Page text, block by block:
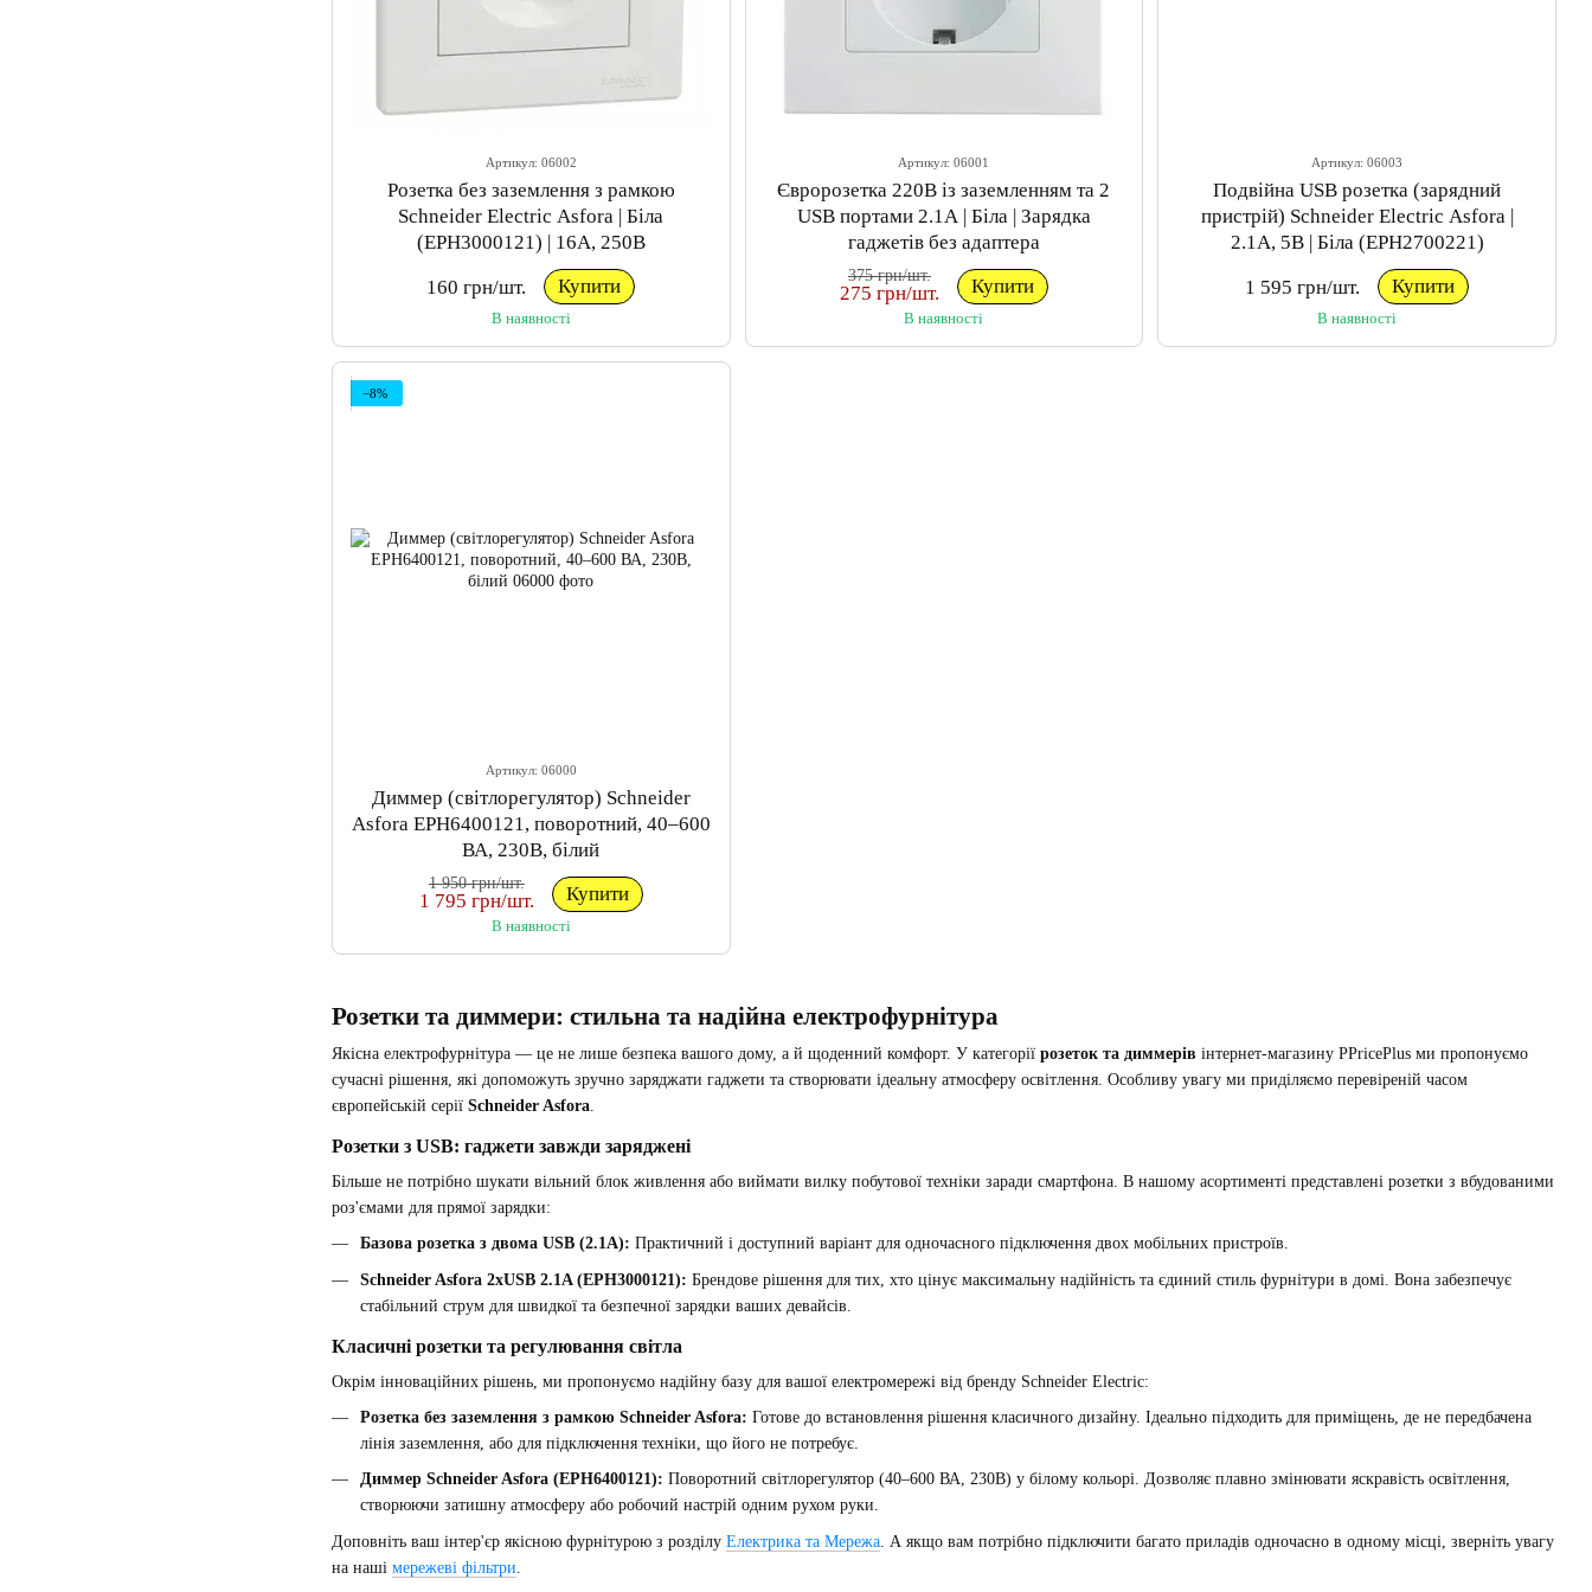
Розетки та диммери: стильна та надійна електрофурнітура
Якісна електрофурнітура — це не лише безпека вашого дому, а й щоденний комфорт. У категорії розеток та диммерів інтернет-магазину PPricePlus ми пропонуємо
сучасні рішення, які допоможуть зручно заряджати гаджети та створювати ідеальну атмосферу освітлення. Особливу увагу ми приділяємо перевіреній часом
європейській серії Schneider Asfora
Розетки з USB: гаджети завжди заряджені
Більше не потрібно шукати вільний блок живлення або виймати вилку побутової техніки заради смартфона. В нашому асортименті представлені розетки з вбудованими
роз'ємами для прямої зарядки:
Базова розетка з двома USB (2.1A): Практичний і доступний варіант для одночасного підключення двох мобільних пристроїв.
Schneider Asfora 2xUSB 2.1A (EPH3000121): Брендове рішення для тих, хто цінує максимальну надійність та єдиний стиль фурнітури в домі. Вона забезпечує
стабільний струм для швидкої та безпечної зарядки ваших девайсів.
Класичні розетки та регулювання світла
Окрім інноваційних рішень, ми пропонуємо надійну базу для вашої електромережі від бренду Schneider Electric:
Розетка без заземлення з рамкою Schneider Asfora: Готове до встановлення рішення класичного дизайну. Ідеально підходить для приміщень, де не передбачена
лінія заземлення, або для підключення техніки, що його не потребує.
Диммер Schneider Asfora (EPH6400121): Поворотний світлорегулятор (40–600 ВА, 230В) у білому кольорі. Дозволяє плавно змінювати яскравість освітлення,
створюючи затишну атмосферу або робочий настрій одним рухом руки.
Доповніть ваш інтер'єр якісною фурнітурою з розділу Електрика та Мережа . А якщо вам потрібно підключити багато приладів одночасно в одному місці, зверніть увагу
на наші мережеві фільтри
Артикул: 06002
Розетка без заземлення з рамкою
Schneider Electric Asfora | Біла
(EPH3000121) | 16А, 250В
160 грн/шт. Купити
В наявності
Артикул: 06001
Євророзетка 220В із заземленням та 2
USB портами 2.1А | Біла | Зарядка
гаджетів без адаптера
375 грн/шт.
275 грн/шт. Купити
В наявності
Артикул: 06003
Подвійна USB розетка (зарядний
пристрій) Schneider Electric Asfora |
2.1А, 5В | Біла (EPH2700221)
1 595 грн/шт. Купити
В наявності
−8%
Артикул: 06000
Диммер (світлорегулятор) Schneider
Asfora EPH6400121, поворотний, 40–600
ВА, 230В, білий
1 950 грн/шт.
1 795 грн/шт. Купити
В наявності